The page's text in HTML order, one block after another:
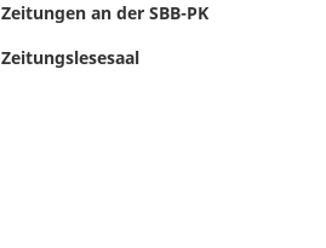
Zeitungen an der SBB-PK
Zeitungslesesaal